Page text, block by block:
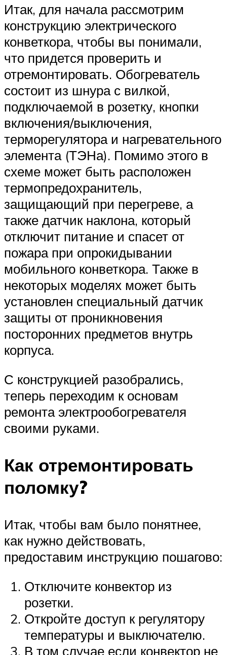
Итак, для начала рассмотрим
конструкцию электрического
конветкора, чтобы вы понимали,
что придется проверить и
отремонтировать. Обогреватель
состоит из шнура с вилкой,
подключаемой в розетку, кнопки
включения/выключения,
терморегулятора и нагревательного
элемента (ТЭНа). Помимо этого в
схеме может быть расположен
термопредохранитель,
защищающий при перегреве, а
также датчик наклона, который
отключит питание и спасет от
пожара при опрокидывании
мобильного конветкора. Также в
некоторых моделях может быть
установлен специальный датчик
защиты от проникновения
посторонних предметов внутрь
корпуса.
С конструкцией разобрались,
теперь переходим к основам
ремонта электрообогревателя
своими руками.
Как отремонтировать
поломку?
Итак, чтобы вам было понятнее,
как нужно действовать,
предоставим инструкцию пошагово:
Отключите конвектор из
розетки.
Откройте доступ к регулятору
температуры и выключателю.
В том случае если конвектор не